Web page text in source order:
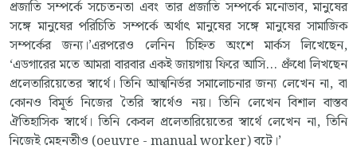
প্রজাতি সম্পর্কে সচেতনতা এবং তার প্রজাতি সম্পর্কে মনোভাব, মানুষের
সঙ্গে মানুষের পরিচিতি সম্পর্কে অর্থাৎ মানুষের সঙ্গে মানুষের সামাজিক
সম্পর্কের জন্য।’এরপরেও লেনিন চিহ্নিত অংশে মার্কস লিখেছেন,
‘এডগারের মতে আমরা বারবার একই জায়গায় ফিরে আসি... প্রুঁধো লিখছেন
প্রলেতারিয়েতের স্বার্থে। তিনি আত্মনির্ভর সমালোচনার জন্য লেখেন না, বা
কোনও বিমূর্ত নিজের তৈরি স্বার্থেও নয়। তিনি লেখেন বিশাল বাস্তব
ঐতিহাসিক স্বার্থে। তিনি কেবল প্রলেতারিয়েতের স্বার্থে লেখেন না, তিনি
নিজেই মেহনতীও (oeuvre - manual worker) বটে।’